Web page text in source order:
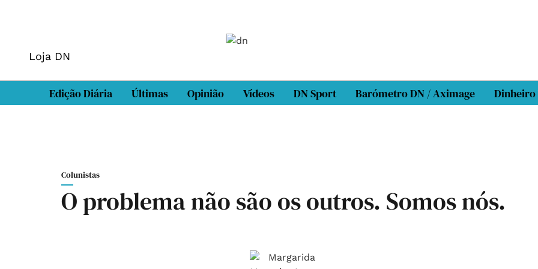
Loja DN
Edição Diária Últimas Opinião Vídeos DN Sport Barómetro DN / Aximage Dinheiro
Colunistas
O problema não são os outros. Somos nós.